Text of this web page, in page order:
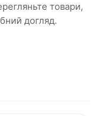
товари,
догляд.